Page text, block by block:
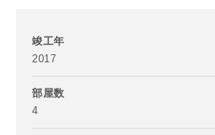
竣工年
2017
部屋数
4